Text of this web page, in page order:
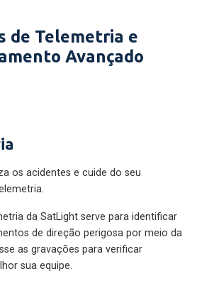
de Telemetria e
Avançado
os acidentes e cuide do seu
da SatLight serve para identificar
de direção perigosa por meio da
as gravações para verificar
sua equipe.